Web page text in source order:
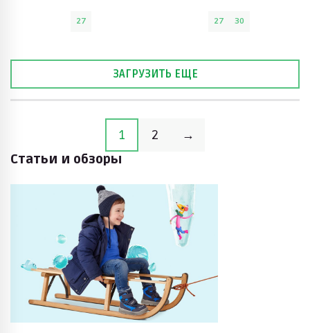
27 27 30
ЗАГРУЗИТЬ ЕЩЕ
1 2
→
Статьи и обзоры